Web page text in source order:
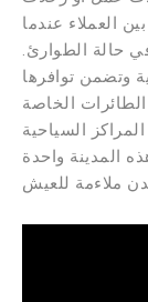
العملاء عندما
حالة الطوارئ.
وتضمن توافرها
الخاصة
السياحية
المدينة واحدة